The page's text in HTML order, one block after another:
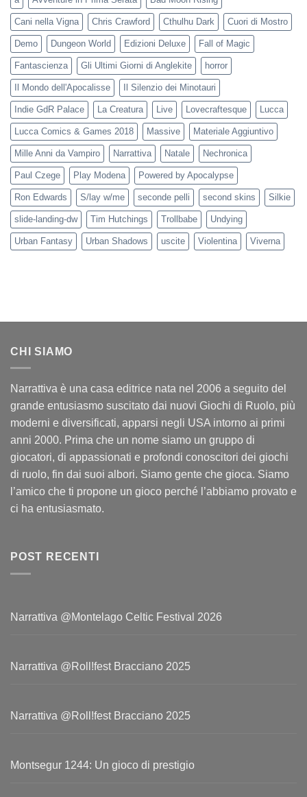
Cani nella Vigna Chris Crawford Cthulhu Dark Cuori di Mostro
Demo Dungeon World Edizioni Deluxe Fall of Magic
Fantascienza Gli Ultimi Giorni di Anglekite horror
Il Mondo dell'Apocalisse Il Silenzio dei Minotauri
Indie GdR Palace La Creatura Live Lovecraftesque Lucca
Lucca Comics & Games 2018 Massive Materiale Aggiuntivo
Mille Anni da Vampiro Narrattiva Natale Nechronica
Paul Czege Play Modena Powered by Apocalypse
Ron Edwards S/lay w/me seconde pelli second skins Silkie
slide-landing-dw Tim Hutchings Trollbabe Undying
Urban Fantasy Urban Shadows uscite Violentina Viverna
CHI SIAMO
Narrattiva è una casa editrice nata nel 2006 a seguito del
grande entusiasmo suscitato dai nuovi Giochi di Ruolo, più
moderni e diversificati, apparsi negli USA intorno ai primi
anni 2000. Prima che un nome siamo un gruppo di
giocatori, di appassionati e profondi conoscitori dei giochi
di ruolo, fin dai suoi albori. Siamo gente che gioca. Siamo
l’amico che ti propone un gioco perché l’abbiamo provato e
ci ha entusiasmato.
POST RECENTI
Narrattiva @Montelago Celtic Festival 2026
Narrattiva @Roll!fest Bracciano 2025
Narrattiva @Roll!fest Bracciano 2025
Montsegur 1244: Un gioco di prestigio